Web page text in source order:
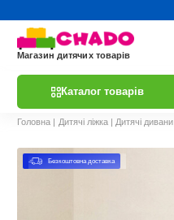
Магазин дитячих товарів
Каталог товарів
Головна | Дитячі ліжка| Дитячі дивани
Безкоштовна доставка